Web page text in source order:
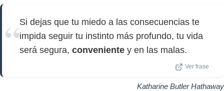
Si dejas que tu miedo a las consecuencias te
impida seguir tu instinto más profundo, tu vida
será segura, conveniente y en las malas.
Ver frase
Katharine Butler Hathaway